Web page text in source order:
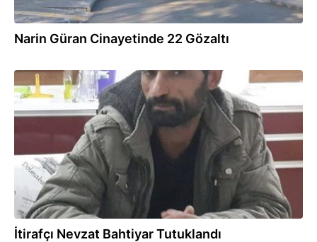
Narin Güran Cinayetinde 22 Gözaltı
10.09.2024
İtirafçı Nevzat Bahtiyar Tutuklandı